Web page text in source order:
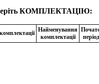
КОМПЛЕКТАЦІЮ:
Найменування
комплектації